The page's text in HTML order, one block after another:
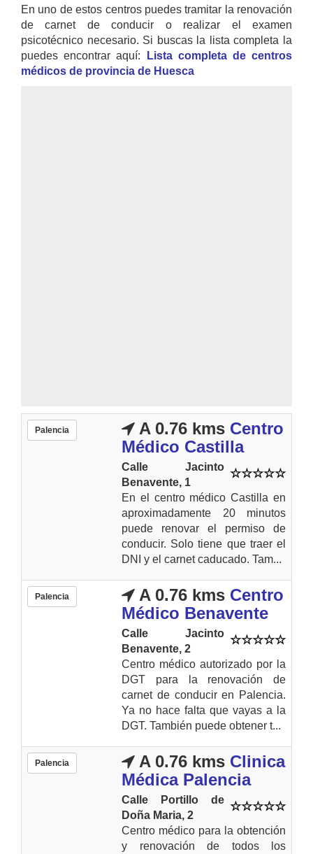
En uno de estos centros puedes tramitar la renovación
de carnet de conducir o realizar el examen
psicotécnico necesario. Si buscas la lista completa la
puedes encontrar aquí:
Lista completa de centros
médicos de provincia de Huesca
Palencia A 0.76 kms Centro
Médico Castilla
Calle Jacinto
Benavente, 1
En el centro médico Castilla en
aproximadamente 20 minutos
puede renovar el permiso de
conducir. Solo tiene que traer el
DNI y el carnet caducado. Tam...
Palencia A 0.76 kms Centro
Médico Benavente
Calle Jacinto
Benavente, 2
Centro médico autorizado por la
DGT para la renovación de
carnet de conducir en Palencia.
Ya no hace falta que vayas a la
DGT. También puede obtener t...
Palencia A 0.76 kms Clinica
Médica Palencia
Calle Portillo de
Doña Maria, 2
Centro médico para la obtención
y renovación de todos los